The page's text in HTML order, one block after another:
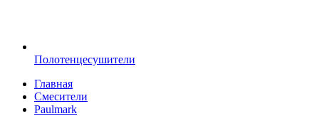
Полотенцесушители
Главная
Смесители
Paulmark